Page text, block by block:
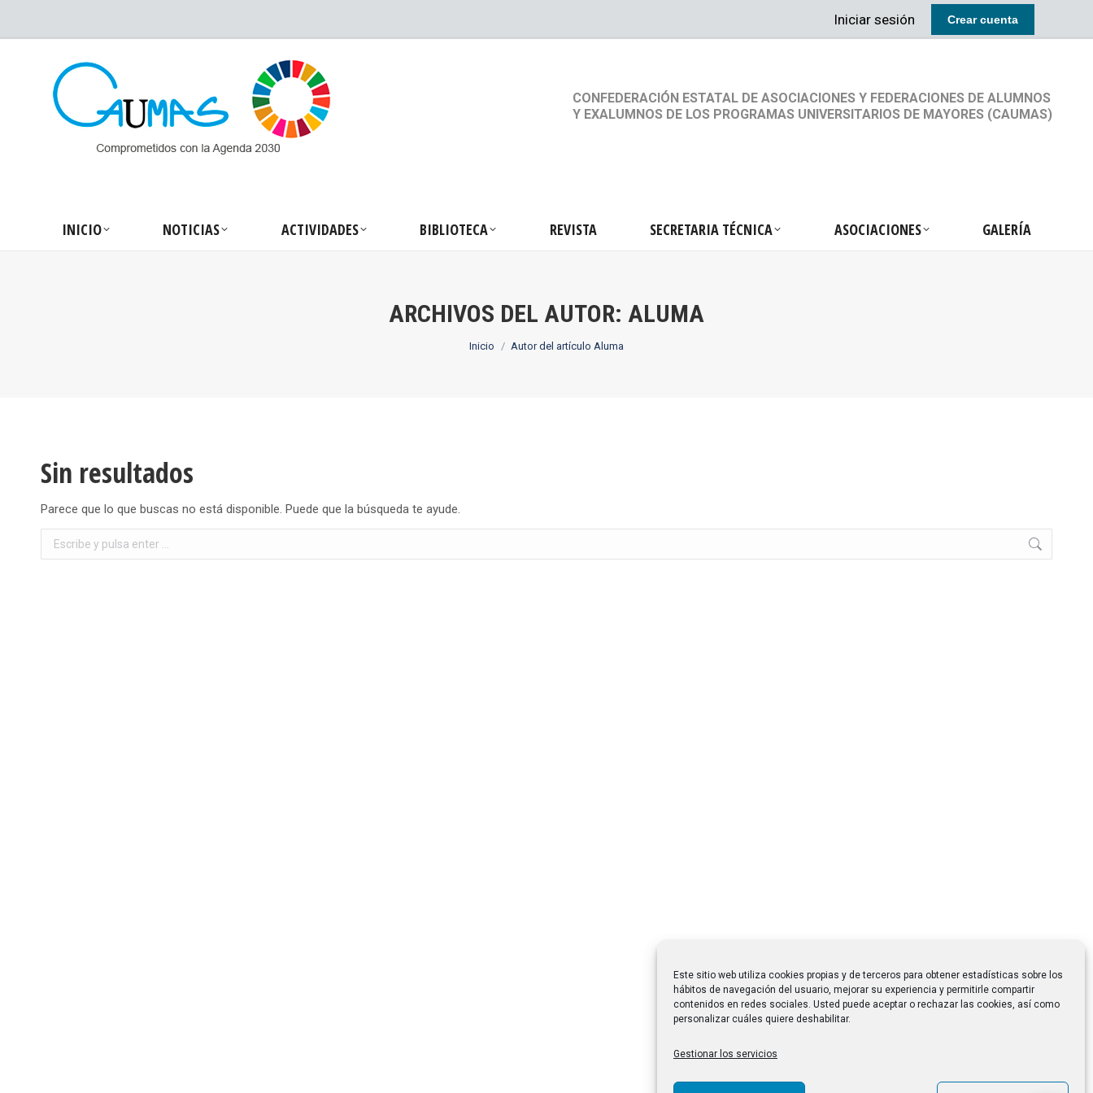
Este sitio web utiliza cookies propias y de terceros para obtener estadísticas sobre los
hábitos de navegación del usuario, mejorar su experiencia y permitirle compartir
contenidos en redes sociales. Usted puede aceptar o rechazar las cookies, así como
personalizar cuáles quiere deshabilitar.
Gestionar los servicios
Iniciar sesión Crear cuenta
CONFEDERACIÓN ESTATAL DE ASOCIACIONES Y FEDERACIONES DE ALUMNOS
Y EXALUMNOS DE LOS PROGRAMAS UNIVERSITARIOS DE MAYORES (CAUMAS)
INICIO NOTICIAS ACTIVIDADES BIBLIOTECA REVISTA SECRETARIA TÉCNICA ASOCIACIONES GALERÍA
ARCHIVOS DEL AUTOR: ALUMA
Estás aquí:
Inicio Autor del artículo Aluma
Sin resultados
Parece que lo que buscas no está disponible. Puede que la búsqueda te ayude.
Buscar: